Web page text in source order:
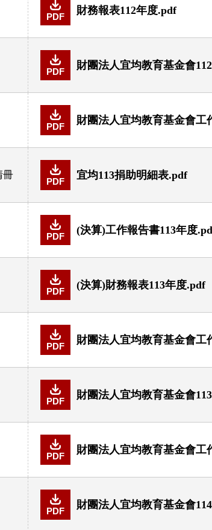
PDF
財務報表112年度.pdf
PDF
財團法人宜均教育基金會
PDF
財團法人宜均教育基金會工
冊
PDF
宜均113捐助明細表.pdf
PDF
(決算)工作報告書113年度
PDF
(決算)財務報表113年度.pdf
PDF
財團法人宜均教育基金會工
PDF
財團法人宜均教育基金會
PDF
財團法人宜均教育基金會工
PDF
財團法人宜均教育基金會